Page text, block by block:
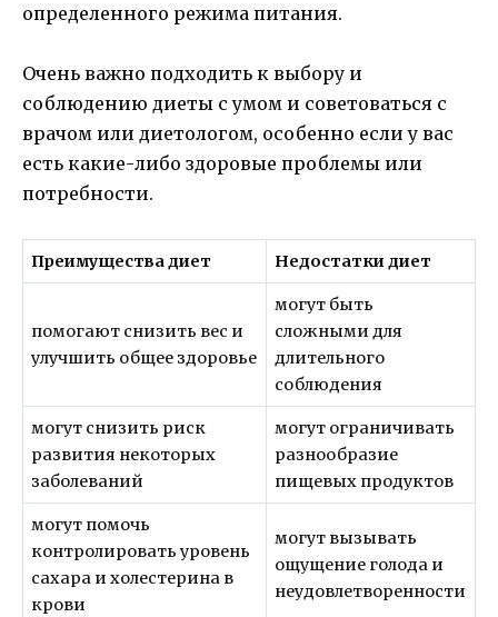
определенного режима питания.
Очень важно подходить к выбору и
соблюдению диеты с умом и советоваться с
врачом или диетологом, особенно если у вас
есть какие-либо здоровые проблемы или
потребности.
Преимущества диет Недостатки диет
помогают снизить вес и
улучшить общее здоровье
могут быть
сложными для
длительного
соблюдения
могут снизить риск
развития некоторых
заболеваний
могут ограничивать
разнообразие
пищевых продуктов
могут помочь
контролировать уровень
сахара и холестерина в
крови
могут вызывать
ощущение голода и
неудовлетворенности